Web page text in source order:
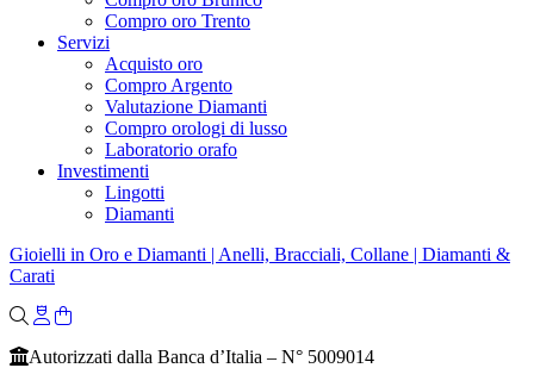
Compro oro Trento
Servizi
Acquisto oro
Compro Argento
Valutazione Diamanti
Compro orologi di lusso
Laboratorio orafo
Investimenti
Lingotti
Diamanti
Gioielli in Oro e Diamanti | Anelli, Bracciali, Collane | Diamanti &
Carati
Autorizzati dalla Banca d’Italia – N° 5009014